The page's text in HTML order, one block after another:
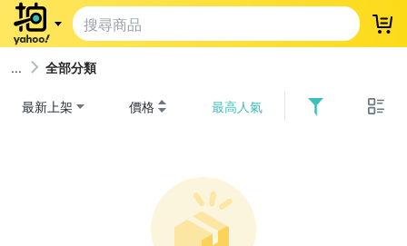
登
全部分類
最新上架 價格 最高人氣